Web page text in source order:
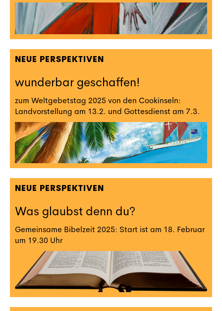
NEUE PERSPEKTIVEN
wunderbar geschaffen!
zum Weltgebetstag 2025 von den Cookinseln:
Landvorstellung am 13.2. und Gottesdienst am 7.3.
NEUE PERSPEKTIVEN
Was glaubst denn du?
Gemeinsame Bibelzeit 2025: Start ist am 18. Februar
um 19.30 Uhr